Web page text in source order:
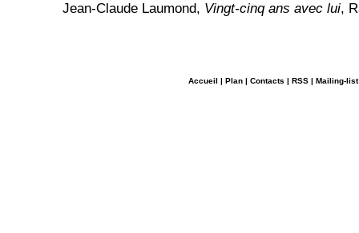
Jean-Claude Laumond, Vingt-cinq ans avec lui,
Accueil | Plan | Contacts | RSS | Mailing-list